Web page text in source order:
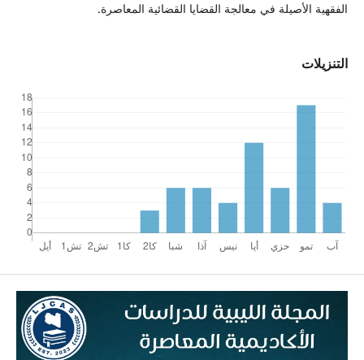
الفقهية الأصيلة في معالجة القضايا القضائية المعاصرة.
التنزيلات